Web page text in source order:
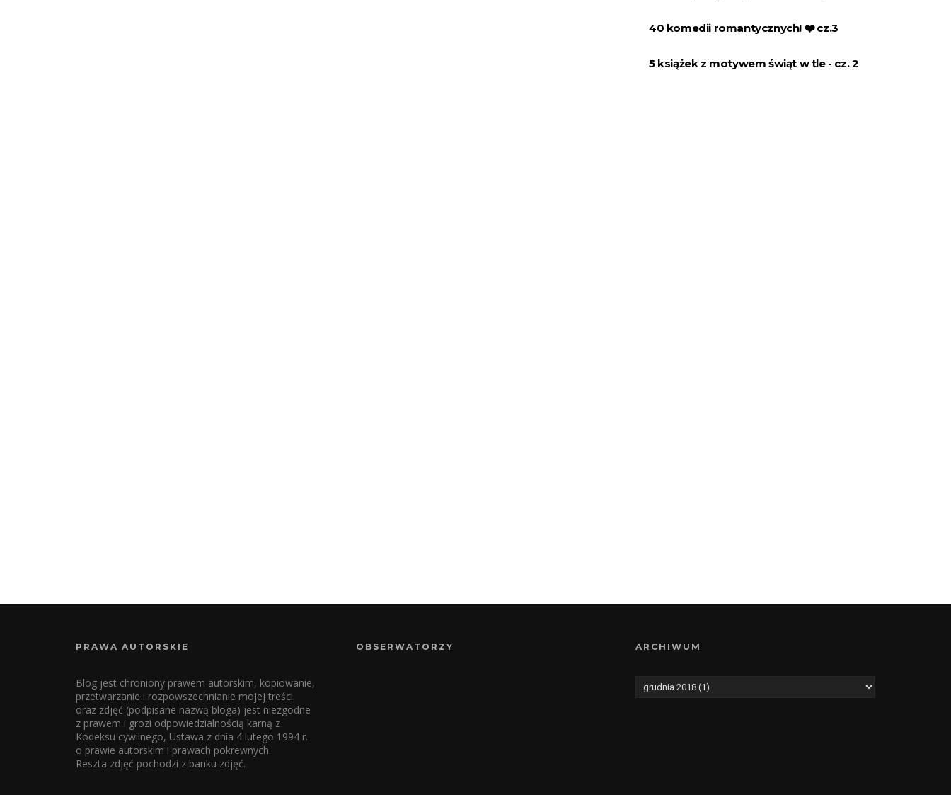
40 komedii romantycznych! ❤️️ cz.3
5 książek z motywem świąt w tle - cz. 2
PRAWA AUTORSKIE
Blog jest chroniony prawem autorskim, kopiowanie,
przetwarzanie i rozpowszechnianie mojej treści
oraz zdjęć (podpisane nazwą bloga) jest niezgodne
z prawem i grozi odpowiedzialnością karną z
Kodeksu cywilnego, Ustawa z dnia 4 lutego 1994 r.
o prawie autorskim i prawach pokrewnych.
Reszta zdjęć pochodzi z banku zdjęć.
OBSERWATORZY ARCHIWUM